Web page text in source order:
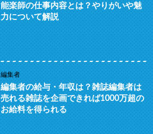
能楽師の仕事内容とは？やりがいや魅
力について解説
編集者
編集者の給与・年収は？雑誌編集者は
売れる雑誌を企画できれば1000万超の
お給料を得られる